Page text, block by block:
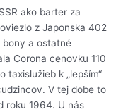
ako barter za
z Japonska 402
bony a ostatné
Corona cenovku 110
k „lepším“
V tej dobe to
roku 1964. U nás